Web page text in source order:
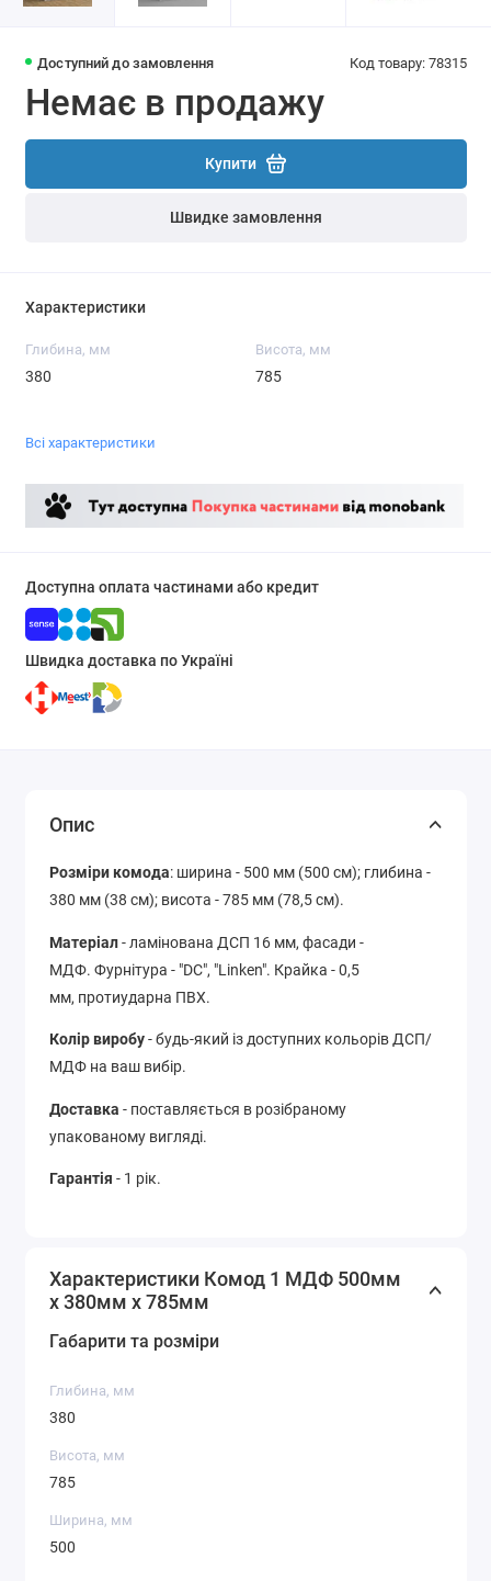
Доступний до замовлення Код товару: 78315
Немає в продажу
Купити
Швидке замовлення
Характеристики
Глибина, мм
380
Висота, мм
785
Всі характеристики
Доступна оплата частинами або кредит
Швидка доставка по Україні
Опис
Розміри комода: ширина - 500 мм (500 см); глибина -
380 мм (38 см); висота - 785 мм (78,5 см).
Матеріал- ламінована ДСП 16 мм, фасади -
МДФ. Фурнітура - "DC", "Linken". Крайка - 0,5
мм, протиударна ПВХ.
Колір виробу- будь-який із доступних кольорів ДСП/
МДФ на ваш вибір.
Доставка - поставляється в розібраному
упакованому вигляді.
Гарантія - 1 рік.
Характеристики Комод 1 МДФ 500мм
x 380мм x 785мм
Габарити та розміри
Глибина, мм
380
Висота, мм
785
Ширина, мм
500